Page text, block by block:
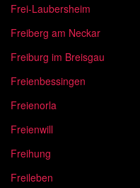
Frei-Laubersheim
Freiberg am Neckar
Freiburg im Breisgau
Freienbessingen
Freienorla
Freienwill
Freihung
Freileben